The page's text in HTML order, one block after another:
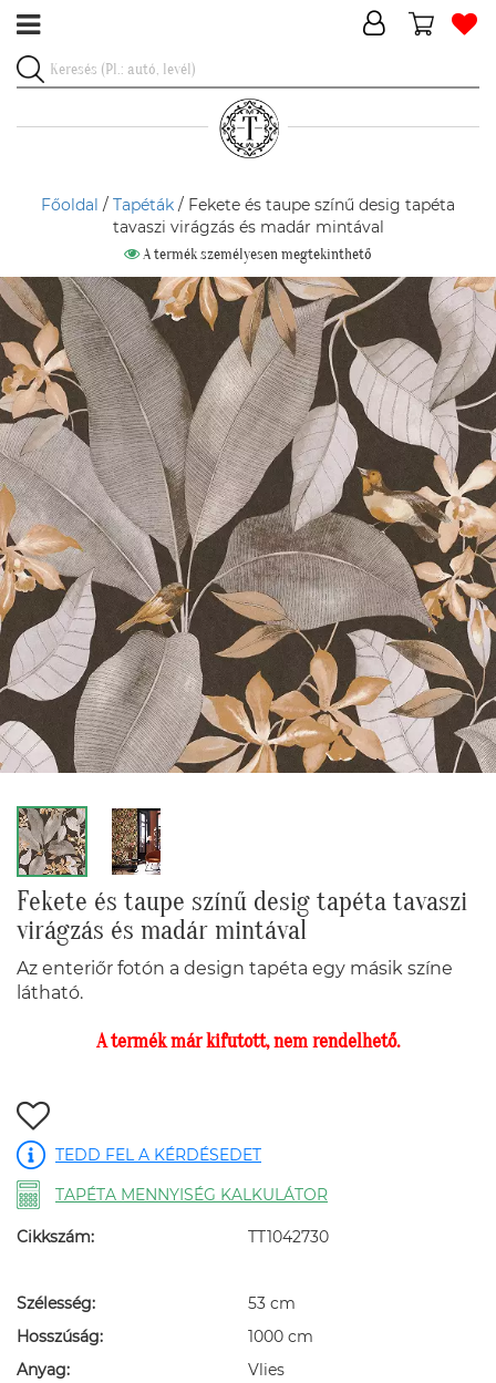
Főoldal / Tapéták / Fekete és taupe színű desig tapéta
tavaszi virágzás és madár mintával
A termék személyesen megtekinthető
Fekete és taupe színű desig tapéta tavaszi
virágzás és madár mintával
Az enteriőr fotón a design tapéta egy másik színe
látható.
A termék már kifutott, nem rendelhető.
TEDD FEL A KÉRDÉSEDET
TAPÉTA MENNYISÉG KALKULÁTOR
Cikkszám: TT1042730
Szélesség:
53 cm
Hosszúság:
1000 cm
Anyag:
Vlies